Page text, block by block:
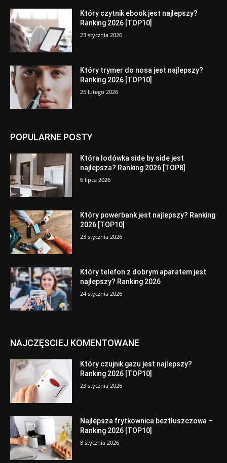
Który czytnik ebook jest najlepszy?
Ranking 2026 [TOP10]
23 stycznia 2026
Który trymer do nosa jest najlepszy?
Ranking 2026 [TOP10]
25 lutego 2026
POPULARNE POSTY
Która lodówka side by side jest
najlepsza? Ranking 2026 [TOP8]
6 lipca 2026
Który powerbank jest najlepszy? Ranking
2026 [TOP10]
23 stycznia 2026
Który telefon z dobrym aparatem jest
najlepszy? Ranking 2026
24 stycznia 2026
NAJCZĘSCIEJ KOMENTOWANE
Który czujnik gazu jest najlepszy?
Ranking 2026 [TOP10]
23 stycznia 2026
Najlepsza frytkownica beztłuszczowa –
Ranking 2026 [TOP10]
8 stycznia 2026